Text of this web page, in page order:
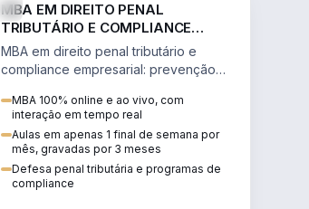
MBA EM DIREITO PENAL
TRIBUTÁRIO E COMPLIANCE
EMPRESARIAL
MBA em direito penal tributário e
compliance empresarial: prevenção à
tributários e auditoria.
MBA 100% online e ao vivo, com
interação em tempo real
Aulas em apenas 1 final de semana por
mês, gravadas por 3 meses
Defesa penal tributária e programas de
compliance